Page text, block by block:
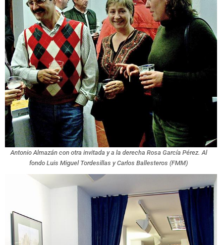
Antonio Almazán con otra invitada y a la derecha Rosa García Pérez. Al
fondo Luis Miguel Tordesillas y Carlos Ballesteros (FMM)